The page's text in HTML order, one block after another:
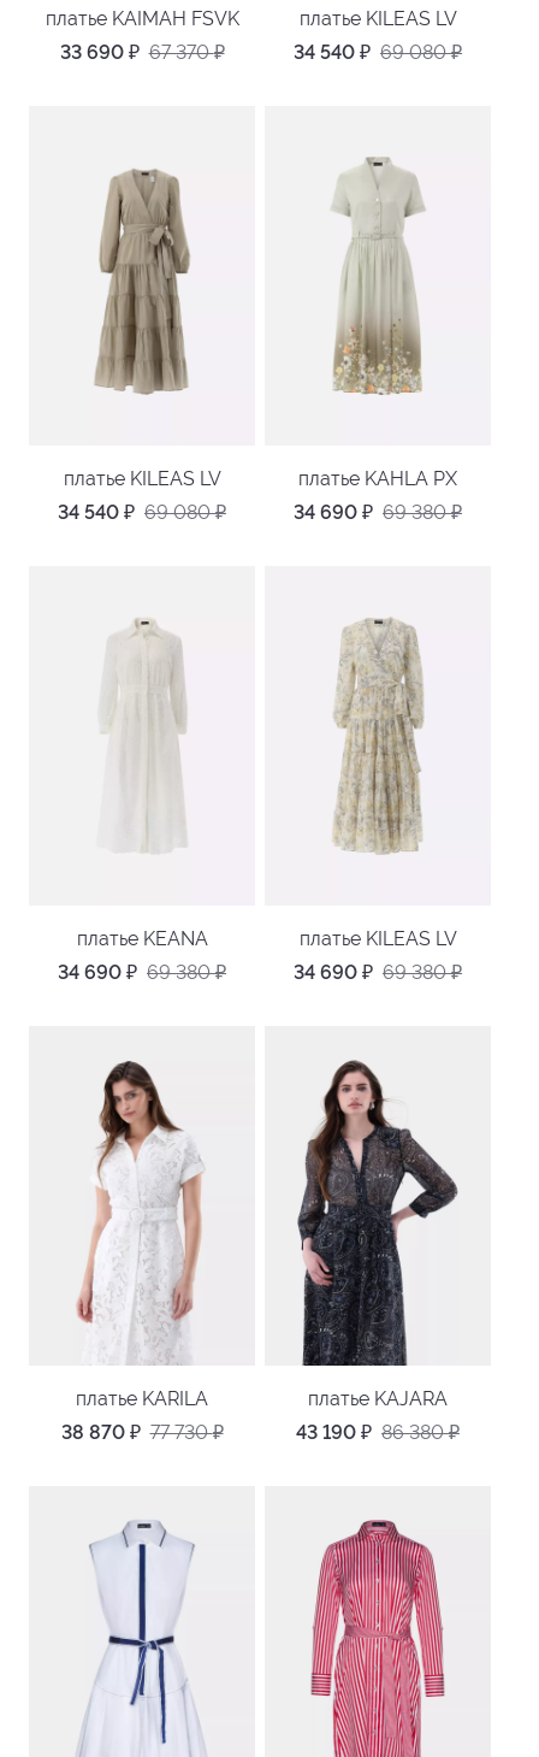
платье KAIMAH FSVK
33 690 ₽ 67 370₽
платье KILEAS LV
34 540 ₽ 69 080₽
платье KILEAS LV
34 540 ₽ 69 080₽
платье KAHLA PX
34 690 ₽ 69 380₽
платье KEANA
34 690 ₽ 69 380₽
платье KILEAS LV
34 690 ₽ 69 380₽
платье KARILA
38 870 ₽ 77 730₽
платье KAJARA
43 190 ₽ 86 380₽